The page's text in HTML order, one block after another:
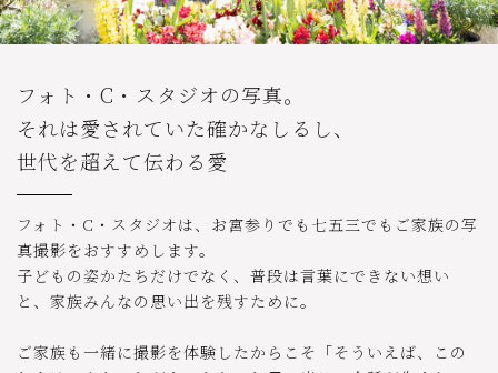
フォト・C・スタジオの写真。
それは愛されていた確かなしるし、
世代を超えて伝わる愛
フォト・C・スタジオは、お宮参りでも七五三でもご家族の写
真撮影をおすすめします。
子どもの姿かたちだけでなく、普段は言葉にできない想い
と、家族みんなの思い出を残すために。
ご家族も一緒に撮影を体験したからこそ「そういえば、この